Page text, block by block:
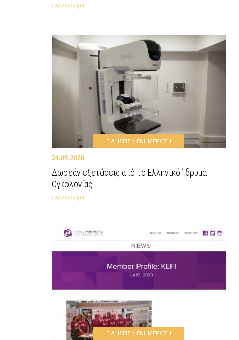
περισσότερα
ΕΙΔΗΣΕΙΣ / ΕΝΗΜΕΡΩΣΗ
24.09.2020
Δωρεάν εξετάσεις από το Ελληνικό Ίδρυμα
Ογκολογίας
περισσότερα
ΕΙΔΗΣΕΙΣ / ΕΝΗΜΕΡΩΣΗ